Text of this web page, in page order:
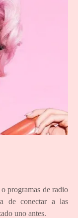
programas de radio
de conectar a las
uno antes.